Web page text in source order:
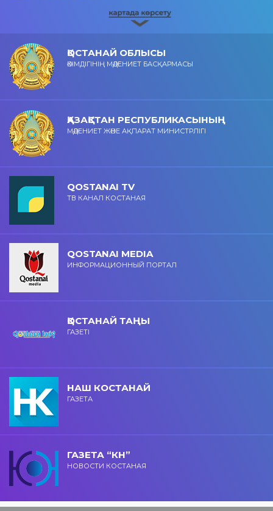
ҚОСТАНАЙ ОБЛЫСЫ
ӘКІМДІГІНІҢ МӘДЕНИЕТ БАСҚАРМАСЫ
ҚАЗАҚСТАН РЕСПУБЛИКАСЫНЫҢ
МӘДЕНИЕТ ЖӘНЕ АҚПАРАТ МИНИСТРЛІГІ
QOSTANAI TV
ТВ КАНАЛ КОСТАНАЯ
QOSTANAI MEDIA
ИНФОРМАЦИОННЫЙ ПОРТАЛ
ҚОСТАНАЙ ТАҢЫ
ГАЗЕТІ
НАШ КОСТАНАЙ
ГАЗЕТА
ГАЗЕТА “КН”
НОВОСТИ КОСТАНАЯ